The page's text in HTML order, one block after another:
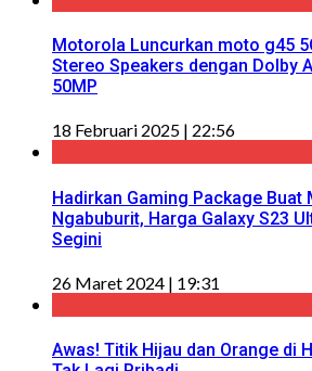
Motorola Luncurkan moto g45
Stereo Speakers dengan Dolby
50MP
18 Februari 2025 | 22:56
Hadirkan Gaming Package Buat
Ngabuburit, Harga Galaxy S23
Segini
26 Maret 2024 | 19:31
Awas! Titik Hijau dan Orange di